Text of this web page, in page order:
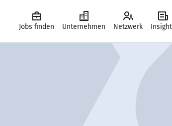
Jobs finden Unternehmen Netzwerk